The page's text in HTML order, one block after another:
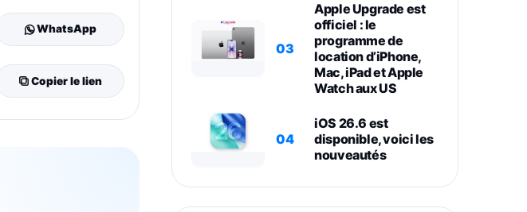
WhatsApp
Copier le lien
03
Apple Upgrade est
officiel : le
programme de
location d’iPhone,
Mac, iPad et Apple
Watch aux US
04
iOS 26.6 est
disponible, voici les
nouveautés